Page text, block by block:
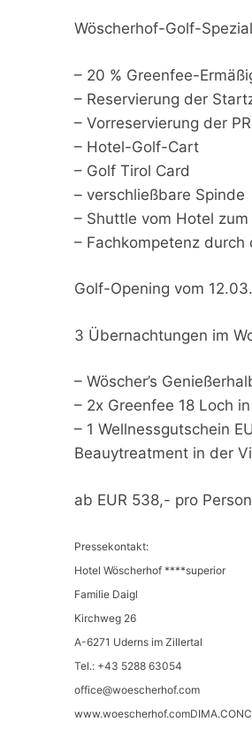
Wöscherhof-Golf-
– 20 % Greenfee-
– Reservierung der
– Vorreservierung der
– Hotel-Golf-Cart
– Golf Tirol Card
– verschließbare Spinde
– Shuttle vom Hotel
– Fachkompetenz
Golf-Opening vom
3 Übernachtungen im
– Wöscher’s
– 2x Greenfee 18 Loch
– 1 Wellnessgutschein
Beauytreatment in der
ab EUR 538,- pro Person
Pressekontakt:
Hotel Wöscherhof ****superior
Familie Daigl
Kirchweg 26
A-6271 Uderns im Zillertal
Tel.: +43 5288 63054
office@woescherhof.com